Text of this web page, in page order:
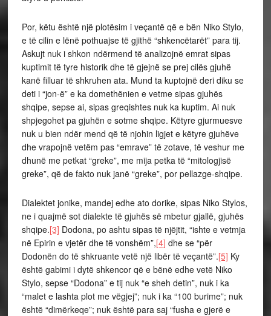
Por, këtu është një plotësim i veçantë që e bën Niko Stylo,
e të cilin e lënë pothuajse të gjithë “shkencëtarët” para tij.
Askujt nuk i shkon ndërmend të analizojnë emrat sipas
kuptimit të tyre historik dhe të gjejnë se prej cilës gjuhë
kanë filluar të shkruhen ata. Mund ta kuptojnë deri diku se
deti i “jon-ë” e ka domethënien e vetme sipas gjuhës
shqipe, sepse ai, sipas greqishtes nuk ka kuptim. Ai nuk
shpjegohet pa gjuhën e sotme shqipe. Këtyre gjurmuesve
nuk u bien ndër mend që të njohin ligjet e këtyre gjuhëve
dhe vrapojnë vetëm pas “emrave” të zotave, të veshur me
dhunë me petkat “greke”, me mija petka të “mitologjisë
greke”, që de fakto nuk janë “greke”, por pellazge-shqipe.
Dialektet jonike, mandej edhe ato dorike, sipas Niko Stylos,
ne i quajmë sot dialekte të gjuhës së mbetur gjallë, gjuhës
shqipe.[3] Dodona, po ashtu sipas të njëjtit, “ishte e vetmja
në Epirin e vjetër dhe të vonshëm”,[4] dhe se “për
Dodonën do të shkruante vetë një libër të veçantë”.[5] Ky
është gabimi i dytë shkencor që e bënë edhe vetë Niko
Stylo, sepse “Dodona” e tij nuk “e sheh detin”, nuk i ka
“malet e lashta plot me vëgjej”; nuk i ka “100 burime”; nuk
është “dimërkeqe”; nuk është para saj “fusha e gjerë e